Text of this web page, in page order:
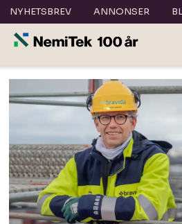
NYHETSBREV ANNONSER